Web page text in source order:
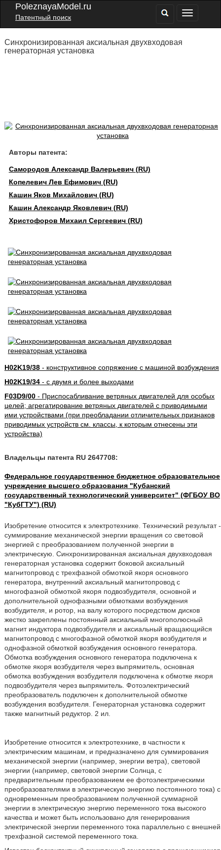
PoleznayaModel.ru
Патентный поиск
Синхронизированная аксиальная двухвходовая
генераторная установка
Авторы патента:
Самородов Александр Валерьевич (RU)
Копелевич Лев Ефимович (RU)
Кашин Яков Михайлович (RU)
Кашин Александр Яковлевич (RU)
Христофоров Михаил Сергеевич (RU)
H02K19/38- конструктивное сопряжение с машиной возбуждения
H02K19/34- с двумя и более выходами
F03D9/00- Приспосабливание ветряных двигателей для особых
целей; агрегатирование ветряных двигателей с приводимыми
ими устройствами (при преобладании отличительных признаков
приводимых устройств см. классы, к которым отнесены эти
устройства)
Владельцы патента RU 2647708:
Федеральное государственное бюджетное образовательное
учреждение высшего образования "Кубанский
государственный технологический университет" (ФГБОУ ВО
"КубГТУ") (RU)
Изобретение относится к электротехнике. Технический результат -
суммирование механической энергии вращения со световой
энергией с преобразованием полученной энергии в
электрическую. Синхронизированная аксиальная двухвходовая
генераторная установка содержит боковой аксиальный
магнитопровод с трехфазной обмоткой якоря основного
генератора, внутренний аксиальный магнитопровод с
многофазной обмоткой якоря подвозбудителя, основной и
дополнительной однофазными обмотками возбуждения
возбудителя, и ротор, на валу которого посредством дисков
жестко закреплены постоянный аксиальный многополюсный
магнит индуктора подвозбудителя и аксиальный вращающийся
магнитопровод с многофазной обмоткой якоря возбудителя и
однофазной обмоткой возбуждения основного генератора.
Обмотка возбуждения основного генератора подключена к
обмотке якоря возбудителя через выпрямитель, основная
обмотка возбуждения возбудителя подключена к обмотке якоря
подвозбудителя через выпрямитель. Фотоэлектрический
преобразователь подключен к дополнительной обмотке
возбуждения возбудителя. Генераторная установка содержит
также магнитный редуктор. 2 ил.
Изобретение относится к электротехнике, в частности к
электрическим машинам, и предназначено для суммирования
механической энергии (например, энергии ветра), световой
энергии (например, световой энергии Солнца, с
предварительным преобразованием ее фотоэлектрическими
преобразователями в электрическую энергию постоянного тока) с
одновременным преобразованием полученной суммарной
энергии в электрическую энергию переменного тока высокого
качества и может быть использовано для генерирования
электрической энергии переменного тока параллельно с внешней
трехфазной системой переменного тока.